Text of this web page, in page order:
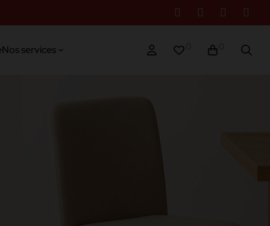
Nos services